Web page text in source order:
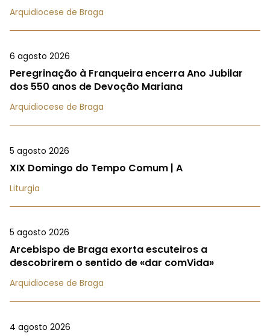
Arquidiocese de Braga
6 agosto 2026
Peregrinação à Franqueira encerra Ano Jubilar
dos 550 anos de Devoção Mariana
Arquidiocese de Braga
5 agosto 2026
XIX Domingo do Tempo Comum | A
Liturgia
5 agosto 2026
Arcebispo de Braga exorta escuteiros a
descobrirem o sentido de «dar comVida»
Arquidiocese de Braga
4 agosto 2026